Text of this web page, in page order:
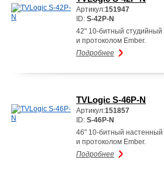
Артикул:151947
ID: S-42P-N
42" 10-битный
и протоколом Ember.
Подробнее
TVLogic S-46P-N
Артикул:151857
ID: S-46P-N
46" 10-битный
и протоколом Ember.
Подробнее